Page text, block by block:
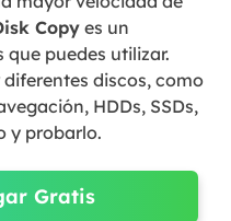
Copyes un
puedes utilizar.
discos, como
HDDs, SSDs,
y probarlo.
Gratis